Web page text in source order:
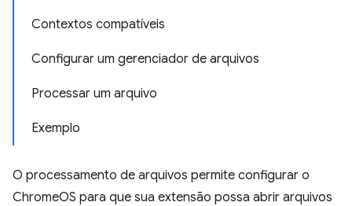
Contextos compatíveis
Configurar um gerenciador de arquivos
Processar um arquivo
Exemplo
O processamento de arquivos permite configurar o
ChromeOS para que sua extensão possa abrir arquivos